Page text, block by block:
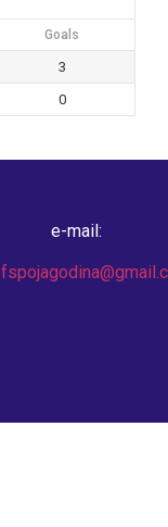
Goals
3
0
e-mail: